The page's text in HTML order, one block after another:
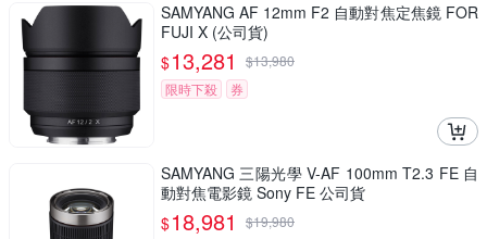
SAMYANG AF 12mm F2 自動對焦定焦鏡 FOR
FUJI X (公司貨)
$13,281 $13,980
限時下殺
券
SAMYANG 三陽光學 V-AF 100mm T2.3 FE 自
動對焦電影鏡 Sony FE 公司貨
$18,981 $19,980